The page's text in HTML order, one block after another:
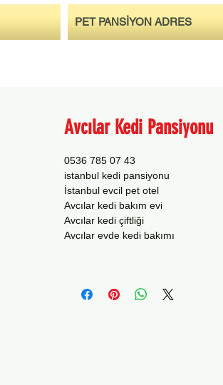
PET PANSİYON ADRES
Avcılar Kedi Pansiyonu
0536 785 07 43
istanbul kedi pansiyonu
İstanbul evcil pet otel
Avcılar kedi bakım evi
Avcılar kedi çiftliği
Avcılar evde kedi bakımı